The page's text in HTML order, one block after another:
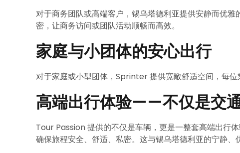
对于商务团队或高端客户，锡乌塔德利亚提供安静而优
密，让商务访问或团队活动顺畅而高效。
家庭与小团体的安心出行
对于家庭或小型团体，Sprinter 提供宽敞舒适空间，每位
高端出行体验——不仅是交
Tour Passion 提供的不仅是车辆，更是一整套高端出行
确保旅程安全、舒适、私密。这与锡乌塔德利亚的宁静、